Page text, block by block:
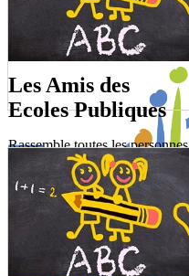
Les Amis des
Ecoles Publiques
Rassemble toutes les personnes
désireuses d'œuvrer pour le
bien être des enfants des Ecoles
publiques de Saint -Emilion.